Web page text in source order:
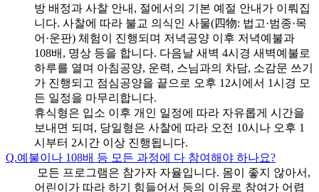
방 배정과 사찰 안내, 절에서의 기본 예절 안내가 이뤄집
니다. 사찰에 따라 불교 의식인 사물(四物: 법고·범종·목
어·운판) 체험이 진행되며 저녁공양 이후 저녁예불과
108배, 명상 등을 합니다. 다음날 새벽 4시경 새벽예불로
하루를 열며 아침공양, 운력, 스님과의 차담, 소감문 쓰기
가 진행되고 점심공양을 끝으로 오후 12시에서 1시경 모
든 일정을 마무리합니다.
휴식형은 입소 이후 개인 일정에 따라 자유롭게 시간을
보내면 되며, 당일형은 사찰에 따라 오전 10시나 오후 1
시부터 2시간 이상 진행됩니다.
Q.예불이나 108배 등 모든 과정에 다 참여해야 하나요?
모든 프로그램은 참가자 자율입니다. 몸이 좋지 않아서,
어린이가 따라 하기 힘들어서 등의 이유로 참여가 어렵